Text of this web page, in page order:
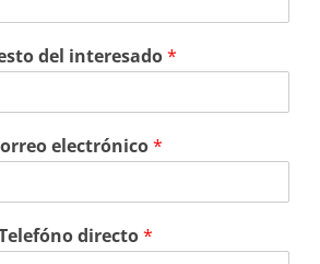
del interesado*
electrónico*
directo*